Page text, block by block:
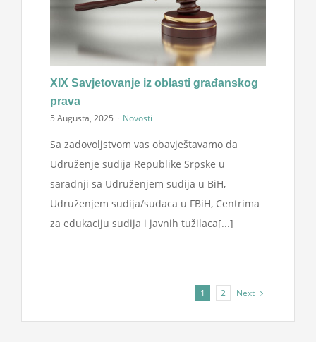
XIX Savjetovanje iz oblasti građanskog
prava
5 Augusta, 2025 · Novosti
Sa zadovoljstvom vas obavještavamo da
Udruženje sudija Republike Srpske u
saradnji sa Udruženjem sudija u BiH,
Udruženjem sudija/sudaca u FBiH, Centrima
za edukaciju sudija i javnih tužilaca[...]
1 2 Next